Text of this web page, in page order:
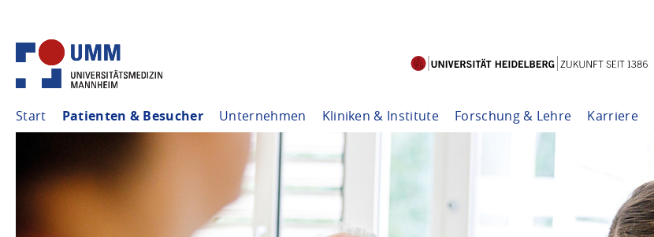
Start Patienten & Besucher Unternehmen Kliniken & Institute Forschung & Lehre Karriere